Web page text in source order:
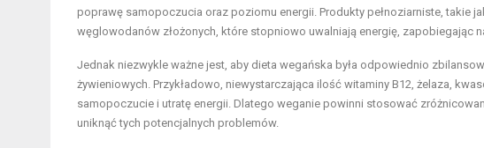
poprawę samopoczucia oraz poziomu energii. Produkty pełnoziarniste, takie
węglowodanów złożonych, które stopniowo uwalniają energię, zapobiegając
Jednak niezwykle ważne jest, aby dieta wegańska była odpowiednio
żywieniowych. Przykładowo, niewystarczająca ilość witaminy B12, żelaza,
samopoczucie i utratę energii. Dlatego weganie powinni stosować
uniknąć tych potencjalnych problemów.